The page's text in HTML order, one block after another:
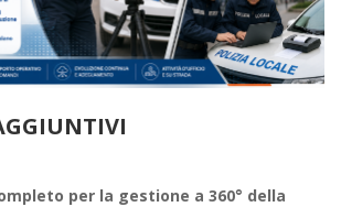
per la gestione a 360° della